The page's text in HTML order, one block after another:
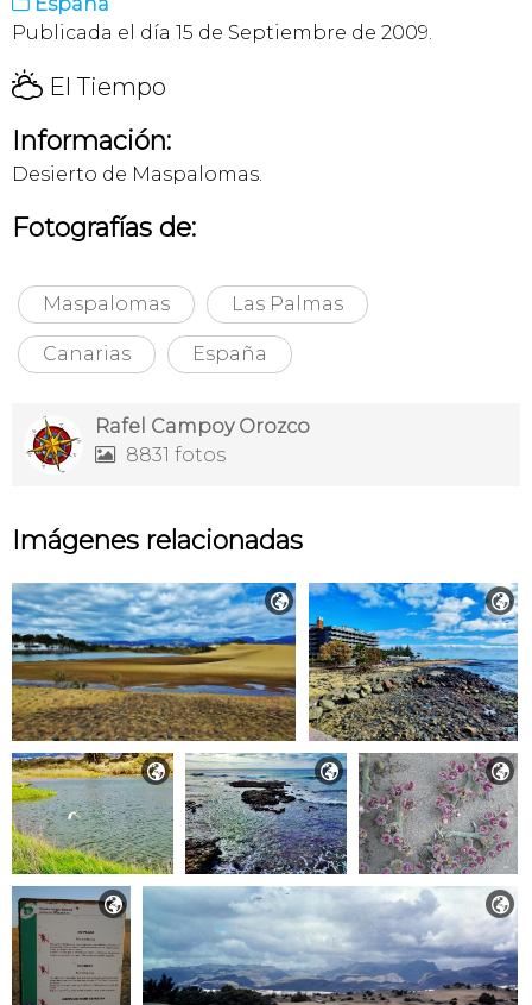
Publicada el día 15 de Septiembre de 2009.
H El Tiempo
Información:
Desierto de Maspalomas.
Fotografías de:
Maspalomas Las Palmas
Canarias España
Rafel Campoy Orozco
 8831 fotos
Imágenes relacionadas
 
  
 